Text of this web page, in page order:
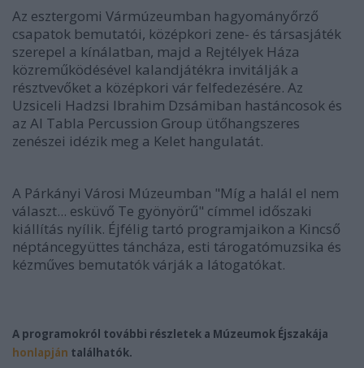
Az esztergomi Vármúzeumban hagyományőrző
csapatok bemutatói, középkori zene- és társasjáték
szerepel a kínálatban, majd a Rejtélyek Háza
közreműködésével kalandjátékra invitálják a
résztvevőket a középkori vár felfedezésére. Az
Uzsiceli Hadzsi Ibrahim Dzsámiban hastáncosok és
az Al Tabla Percussion Group ütőhangszeres
zenészei idézik meg a Kelet hangulatát.
A Párkányi Városi Múzeumban "Míg a halál el nem
választ... esküvő Te gyönyörű" címmel időszaki
kiállítás nyílik. Éjfélig tartó programjaikon a Kincső
néptáncegyüttes táncháza, esti tárogatómuzsika és
kézműves bemutatók várják a látogatókat.
A programokról további részletek a Múzeumok Éjszakája
honlapján találhatók.